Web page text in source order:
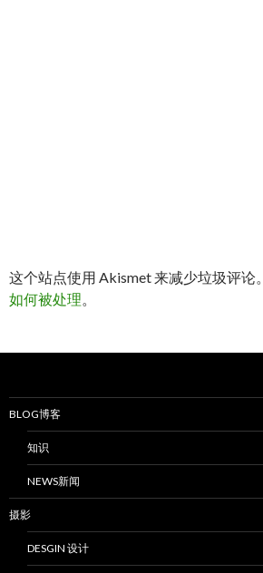
这个站点使用 Akismet 来减少垃圾评论。
如何被处理
BLOG博客
知识
NEWS新闻
摄影
DESGIN 设计